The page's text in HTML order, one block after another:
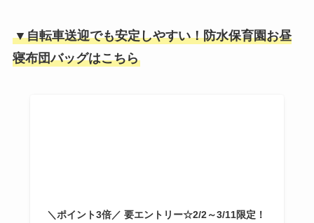
▼自転車送迎でも安定しやすい！防水保育園お昼
寝布団バッグはこちら
＼ポイント3倍／ 要エントリー☆2/2～3/11限定！